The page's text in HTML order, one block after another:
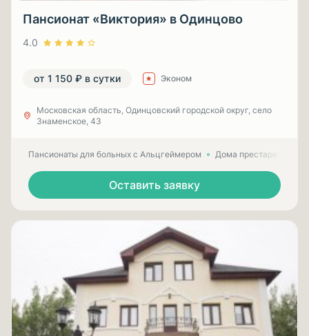
Пансионат «Виктория» в Одинцово
4.0
от 1 150 ₽ в сутки Эконом
Московская область, Одинцовский городской округ, село
Знаменское, 43
Пансионаты для больных с Альцгеймером Дома престарелых
Оставить заявку